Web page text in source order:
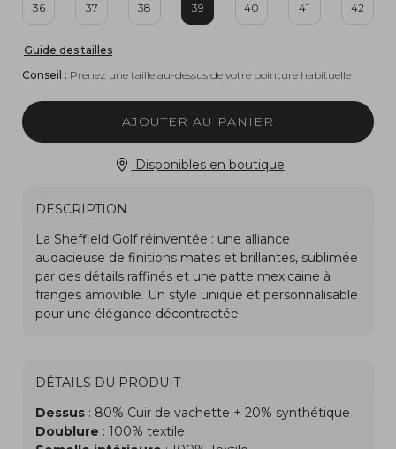
36 37 38 39 40 41 42
Guide des tailles
Conseil : Prenez une taille au-dessus de votre pointure habituelle
AJOUTER AU PANIER
Disponibles en boutique
DESCRIPTION
DÉTAILS DU PRODUIT
Dessus : 80% Cuir de vachette + 20% synthétique
Doublure : 100% textile